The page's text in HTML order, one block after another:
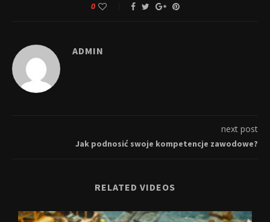
0
ADMIN
next post
Jak podnosić swoje kompetencje zawodowe?
RELATED VIDEOS